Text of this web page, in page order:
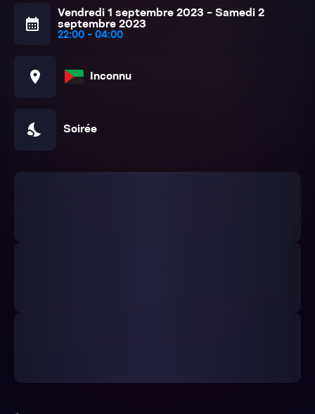
calendar_month
Vendredi 1 septembre 2023 - Samedi 2
septembre 2023
22:00 - 04:00
location_on Inconnu
nights_stay Soirée